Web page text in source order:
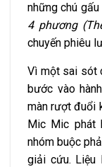
những chú
4 phương
chuyến phiêu
Vì một sai sót
bước vào
màn rượt đuổi
Mic Mic phát
nhóm buộc
giải cứu. Liệu